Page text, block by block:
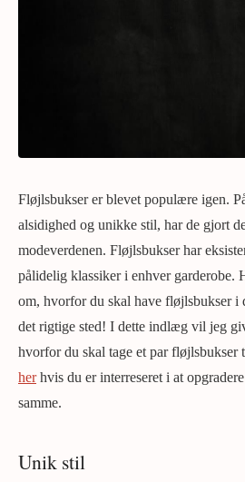
Fløjlsbukser er blevet populære igen.
alsidighed og unikke stil, har de gjort
modeverdenen. Fløjlsbukser har
pålidelig klassiker i enhver garderobe.
om, hvorfor du skal have fløjlsbukser i
det rigtige sted! I dette indlæg vil jeg
hvorfor du skal tage et par fløjlsbukser
herhvis du er interreseret i at
samme.
Unik stil